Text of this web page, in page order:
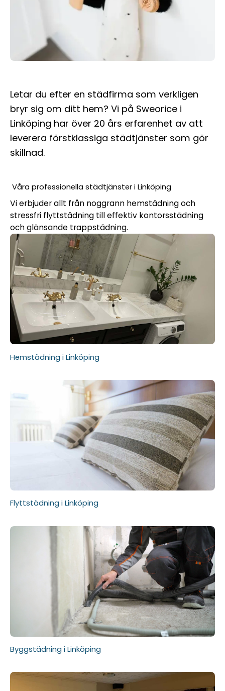
Letar du efter en städfirma som verkligen
bryr sig om ditt hem? Vi på Sweorice i
Linköping har över 20 års erfarenhet av att
leverera förstklassiga städtjänster som gör
skillnad.
Våra professionella städtjänster i Linköping
Vi erbjuder allt från noggrann hemstädning och
stressfri flyttstädning till effektiv kontorsstädning
och glänsande trappstädning.
Hemstädning i Linköping
Flyttstädning i Linköping
Byggstädning i Linköping